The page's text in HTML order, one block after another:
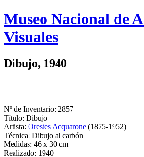
Logo
MNAV
Museo Nacional de
Visuales
Dibujo, 1940
Nº de Inventario: 2857
Título: Dibujo
Artista: Orestes Acquarone (1875-1952)
Técnica: Dibujo al carbón
Medidas: 46 x 30 cm
Realizado: 1940